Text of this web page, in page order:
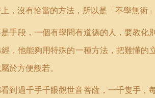
，沒有恰當的方法，所以是「不學無術
手段，一個有學問有道德的人，要教
，他能夠用特殊的一種方法，把難懂
於方便般若。
到過千手千眼觀世音菩薩，一千隻手